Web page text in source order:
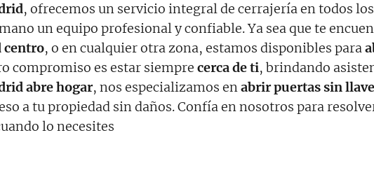
, ofrecemos un servicio integral de cerrajería en todos
un equipo profesional y confiable. Ya sea que te
centro, o en cualquier otra zona, estamos disponibles para
compromiso es estar siempre cerca de ti, brindando
abre hogar, nos especializamos enabrir puertas sin llave
a tu propiedad sin daños. Confía en nosotros para
lo necesites